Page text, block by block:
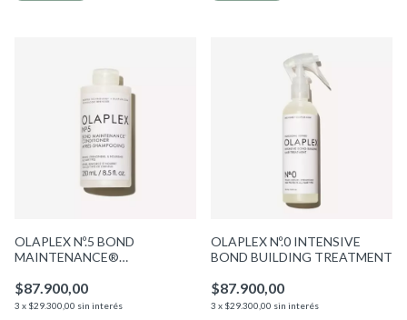
OLAPLEX Nº.5 BOND
MAINTENANCE®
$87.900,00
3 x $29.300,00 sin interés
OLAPLEX Nº.0 INTENSIVE
BOND BUILDING TREATMENT
$87.900,00
3 x $29.300,00 sin interés